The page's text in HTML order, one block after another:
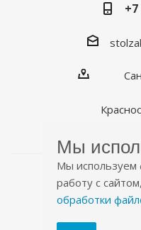
Мы
Мы используем
работу с
обработки